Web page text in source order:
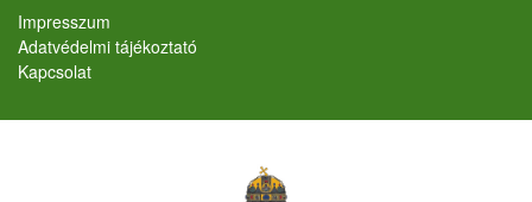
Lábléc
Impresszum
Adatvédelmi tájékoztató
Kapcsolat